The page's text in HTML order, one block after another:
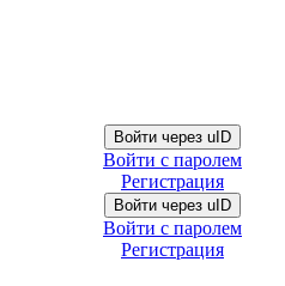
Войти через uID
Войти с паролем
Регистрация
Войти через uID
Войти с паролем
Регистрация